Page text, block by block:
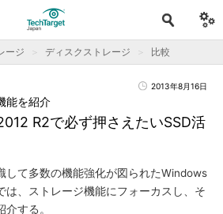
ージ ディスクストレージ 比較
2013年8月16日
R2で必ず押さえたいSSD活
能を紹介
して多数の機能強化が図られたWindows
は、ストレージ機能にフォーカスし、そ
する。